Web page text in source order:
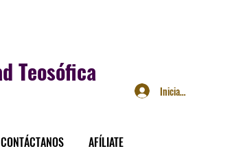
Teosófica
CONTÁCTANOS AFÍLIATE
Iniciar sesión